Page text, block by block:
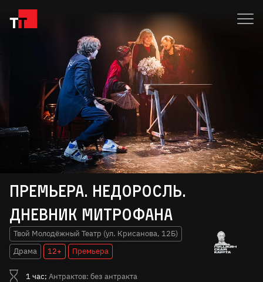
Премьера. Недоросль.
Дневник Митрофана
Твой Молодёжный Театр (ул. Крисанова, 12Б)
Драма
12+ Премьера
1 час; Антрактов: без антракта